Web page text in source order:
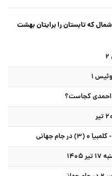
که تابستان را برایتان بهشت
احمدی کجاست؟